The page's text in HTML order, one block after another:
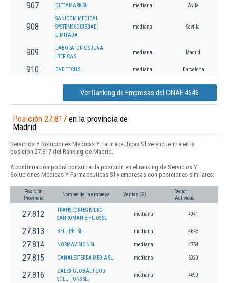
907 DIETAMARK SL. mediana Ávila
908
SANICOM MEDICAL
SYSTEMS SOCIEDAD
LIMITADA.
mediana Sevilla
909
LABORATORIOS JUVA
IBERICA SL
mediana Madrid
910 DVD TECH SL. mediana Barcelona
Ver Ranking de Empresas del CNAE 4646
Posición 27.817 en la provincia de
Madrid
Servicios Y Soluciones Medicas Y Farmaceuticas Sl se encuentra en la
posición 27.817 del Ranking de Madrid.
A continuación podrá consultar la posición en el ranking de Servicios Y
Soluciones Medicas Y Farmaceuticas Sl y empresas con posiciones similares:
Posición
Provincia
Nombre de la empresa Ventas (€)
Sector
Actividad
27.812
TRANSPORTES ISIDRO
SANROMAN E HIJOS SL
mediana 4941
27.813 BELL PEL SL mediana 4645
27.814 NORMAVISION SL mediana 4754
27.815 CANALESTERRA-MEDIA SL mediana 6020
27.816
ZALEX GLOBAL FOOD
SOLUTIONS SL.
mediana 4690